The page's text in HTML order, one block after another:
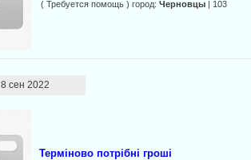
( Требуется помощь ) город: Черновцы| 103
8 сен 2022
Терміново потрібні гpoші